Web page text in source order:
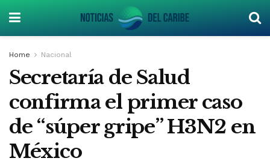
Home Nacional
Secretaría de Salud
confirma el primer caso
de “súper gripe” H3N2 en
México